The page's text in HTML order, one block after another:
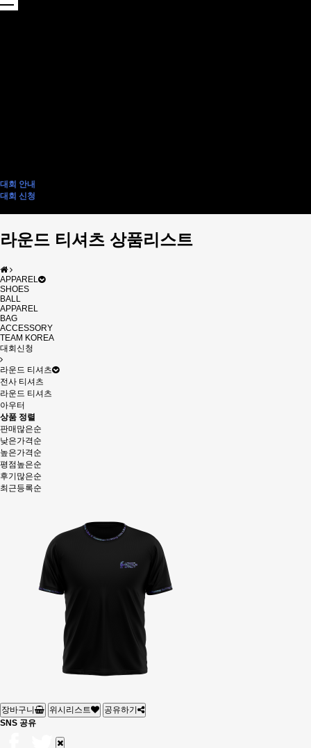
대회 안내
대회 신청
라운드 티셔츠 상품리스트
APPAREL
SHOES
BALL
APPAREL
BAG
ACCESSORY
TEAM KOREA
대회신청
라운드 티셔츠
전사 티셔츠
라운드 티셔츠
아우터
상품 정렬
판매많은순
낮은가격순
높은가격순
평점높은순
후기많은순
최근등록순
장바구니 위시리스트
공유하기
SNS 공유